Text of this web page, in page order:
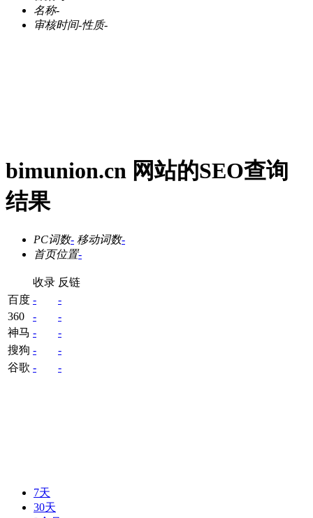
名称-
审核时间-性质-
bimunion.cn 网站的SEO查询
结果
PC词数- 移动词数-
首页位置-
收录 反链
百度 -
-
360
-
-
神马 -
-
搜狗 -
-
谷歌 - -
7天
30天